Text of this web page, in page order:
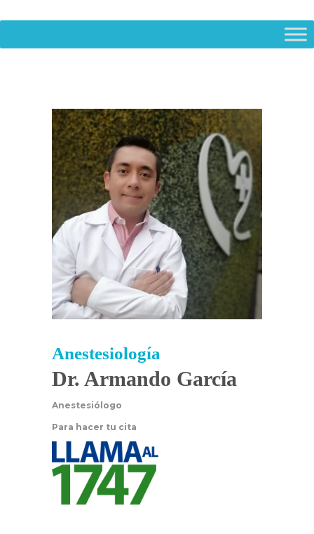
Anestesiología
Dr. Armando García
Anestesiólogo
Para hacer tu cita